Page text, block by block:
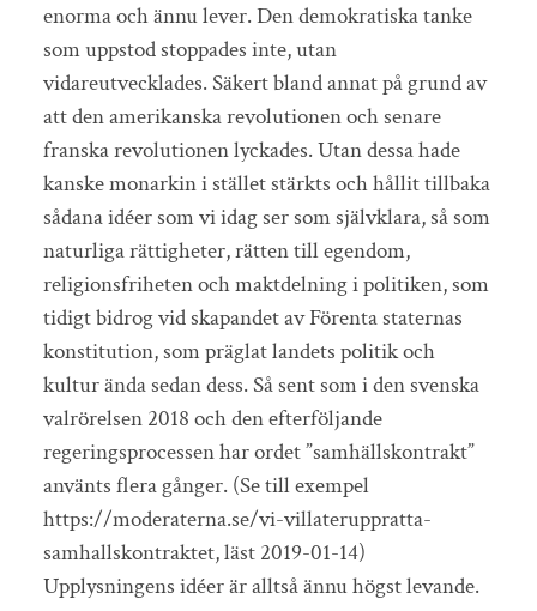
enorma och ännu lever. Den demokratiska tanke
som uppstod stoppades inte, utan
vidareutvecklades. Säkert bland annat på grund av
att den amerikanska revolutionen och senare
franska revolutionen lyckades. Utan dessa hade
kanske monarkin i stället stärkts och hållit tillbaka
sådana idéer som vi idag ser som självklara, så som
naturliga rättigheter, rätten till egendom,
religionsfriheten och maktdelning i politiken, som
tidigt bidrog vid skapandet av Förenta staternas
konstitution, som präglat landets politik och
kultur ända sedan dess. Så sent som i den svenska
valrörelsen 2018 och den efterföljande
regeringsprocessen har ordet ”samhällskontrakt”
använts flera gånger. (Se till exempel
https://moderaterna.se/vi-villateruppratta-
samhallskontraktet, läst 2019-01-14)
Upplysningens idéer är alltså ännu högst levande.